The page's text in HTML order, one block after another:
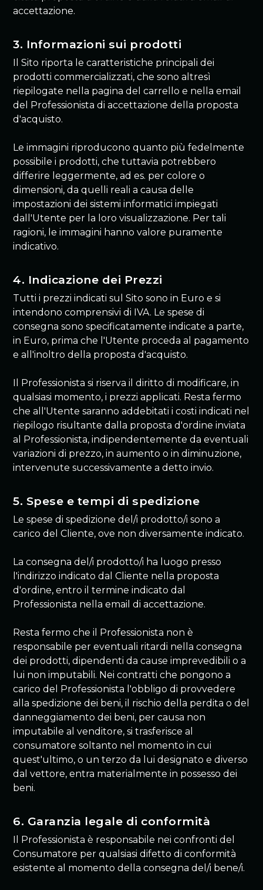
accettazione.
3. Informazioni sui prodotti
Il Sito riporta le caratteristiche principali dei
prodotti commercializzati, che sono altresì
riepilogate nella pagina del carrello e nella email
del Professionista di accettazione della proposta
d'acquisto.
Le immagini riproducono quanto più fedelmente
possibile i prodotti, che tuttavia potrebbero
differire leggermente, ad es. per colore o
dimensioni, da quelli reali a causa delle
impostazioni dei sistemi informatici impiegati
dall'Utente per la loro visualizzazione. Per tali
ragioni, le immagini hanno valore puramente
indicativo.
4. Indicazione dei Prezzi
Tutti i prezzi indicati sul Sito sono in Euro e si
intendono comprensivi di IVA. Le spese di
consegna sono specificatamente indicate a parte,
in Euro, prima che l'Utente proceda al pagamento
e all'inoltro della proposta d'acquisto.
Il Professionista si riserva il diritto di modificare, in
qualsiasi momento, i prezzi applicati. Resta fermo
che all'Utente saranno addebitati i costi indicati nel
riepilogo risultante dalla proposta d'ordine inviata
al Professionista, indipendentemente da eventuali
variazioni di prezzo, in aumento o in diminuzione,
intervenute successivamente a detto invio.
5. Spese e tempi di spedizione
Le spese di spedizione del/i prodotto/i sono a
carico del Cliente, ove non diversamente indicato.
La consegna del/i prodotto/i ha luogo presso
l'indirizzo indicato dal Cliente nella proposta
d'ordine, entro il termine indicato dal
Professionista nella email di accettazione.
Resta fermo che il Professionista non è
responsabile per eventuali ritardi nella consegna
dei prodotti, dipendenti da cause imprevedibili o a
lui non imputabili. Nei contratti che pongono a
carico del Professionista l'obbligo di provvedere
alla spedizione dei beni, il rischio della perdita o del
danneggiamento dei beni, per causa non
imputabile al venditore, si trasferisce al
consumatore soltanto nel momento in cui
quest'ultimo, o un terzo da lui designato e diverso
dal vettore, entra materialmente in possesso dei
beni.
6. Garanzia legale di conformità
Il Professionista è responsabile nei confronti del
Consumatore per qualsiasi difetto di conformità
esistente al momento della consegna del/i bene/i.